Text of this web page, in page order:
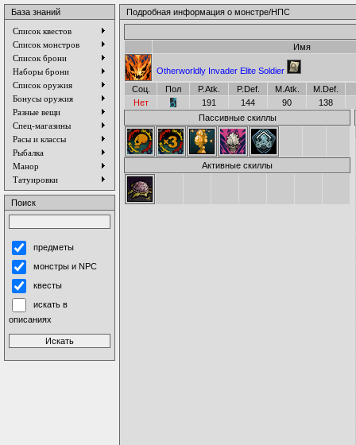
База знаний
Список квестов
Список монстров
Список брони
Наборы брони
Список оружия
Бонусы оружия
Разные вещи
Спец-магазины
Расы и классы
Рыбалка
Манор
Татуировки
Поиск
предметы
монстры и NPC
квесты
искать в
описаниях
Подробная информация о монстре/НПС
Имя
Otherworldly Invader Elite Soldier
Соц.
Пол P.Atk. P.Def. M.Atk.
M.Def.
Нет
191 144 90
138
Пассивные скиллы
Активные скиллы